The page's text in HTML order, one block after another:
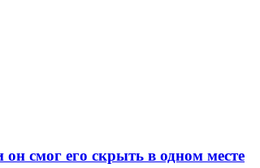
смог его скрыть в одном месте